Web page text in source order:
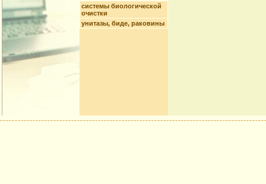
системы биологической
очистки
унитазы, биде, раковины